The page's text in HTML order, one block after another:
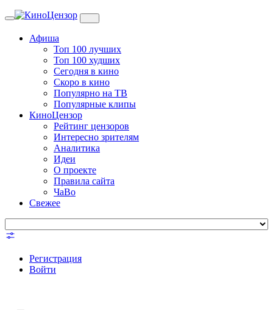
Toggle
Афиша
Топ 100 лучших
Топ 100 худших
Сегодня в кино
Скоро в кино
Популярно на ТВ
Популярные клипы
КиноЦензор
Рейтинг цензоров
Интересно зрителям
Аналитика
Идеи
О проекте
Правила сайта
ЧаВо
Свежее
Регистрация
Войти